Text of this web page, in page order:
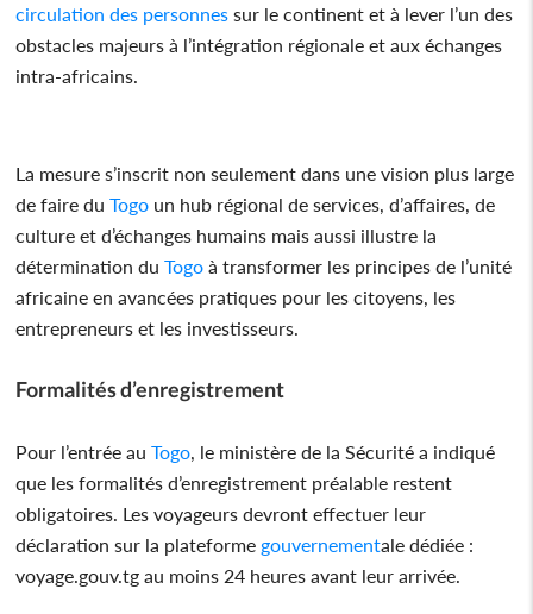
circulation des personnes sur le continent et à lever l’un des
obstacles majeurs à l’intégration régionale et aux échanges
intra-africains.
La mesure s’inscrit non seulement dans une vision plus large
de faire duTogo un hub régional de services, d’affaires, de
culture et d’échanges humains mais aussi illustre la
détermination duTogo à transformer les principes de l’unité
africaine en avancées pratiques pour les citoyens, les
entrepreneurs et les investisseurs.
Formalités d’enregistrement
Pour l’entrée auTogo, le ministère de la Sécurité a indiqué
que les formalités d’enregistrement préalable restent
obligatoires. Les voyageurs devront effectuer leur
déclaration sur la plateforme gouvernementale dédiée :
voyage.gouv.tg au moins 24 heures avant leur arrivée.